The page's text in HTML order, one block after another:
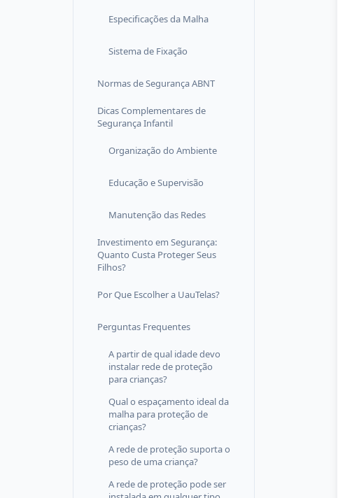
Especificações da Malha
Sistema de Fixação
Normas de Segurança ABNT
Dicas Complementares de
Segurança Infantil
Organização do Ambiente
Educação e Supervisão
Manutenção das Redes
Investimento em Segurança:
Quanto Custa Proteger Seus
Filhos?
Por Que Escolher a UauTelas?
Perguntas Frequentes
A partir de qual idade devo
instalar rede de proteção
para crianças?
Qual o espaçamento ideal da
malha para proteção de
crianças?
A rede de proteção suporta o
peso de uma criança?
A rede de proteção pode ser